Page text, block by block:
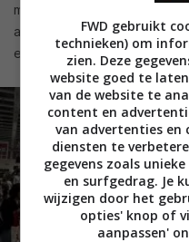
markt gaat betreden. Het
aangegaan met het
een luidsprekerserie op de
FWD gebruikt
technieken) om
zien. Deze
website goed te
van de website te
content en
van advertenties en
diensten te
gegevens zoals
en surfgedrag. Je
wijzigen door het
opties' knop of
aanpassen'